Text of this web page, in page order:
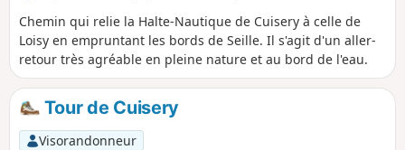
Chemin qui relie la Halte-Nautique de Cuisery à celle de
Loisy en empruntant les bords de Seille. Il s'agit d'un aller-
retour très agréable en pleine nature et au bord de l'eau.
Tour de Cuisery
Visorandonneur